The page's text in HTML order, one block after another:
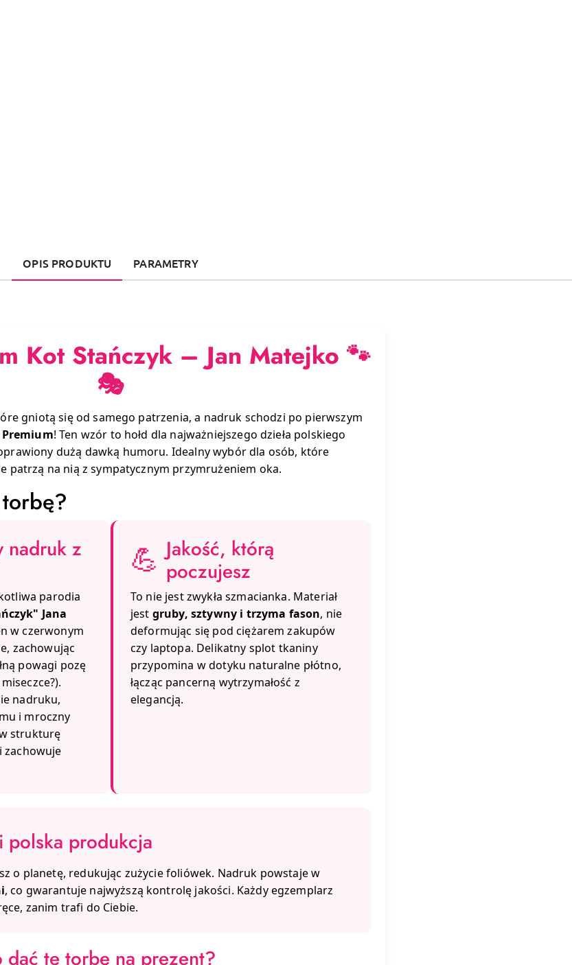
OPIS PRODUKTU PARAMETRY
Kot Stańczyk – Jan Matejko 🐾
🎭
gniotą się od samego patrzenia, a nadruk schodzi po pierwszym
Premium! Ten wzór to hołd dla najważniejszego dzieła polskiego
dużą dawką humoru. Idealny wybór dla osób, które
patrzą na nią z sympatycznym przymrużeniem oka.
nadruk z
parodia
Jana
w czerwonym
zachowując
powagi pozę
nadruku,
i mroczny
strukturę
zachowuje
💪 Jakość, którą
poczujesz
To nie jest zwykła szmacianka. Materiał
jest gruby, sztywny i trzyma fason, nie
deformując się pod ciężarem zakupów
czy laptopa. Delikatny splot tkaniny
przypomina w dotyku naturalne płótno,
łącząc pancerną wytrzymałość z
elegancją.
polska produkcja
o planetę, redukując zużycie foliówek. Nadruk powstaje w
, co gwarantuje najwyższą kontrolę jakości. Każdy egzemplarz
zanim trafi do Ciebie.
dać tę torbę na prezent?